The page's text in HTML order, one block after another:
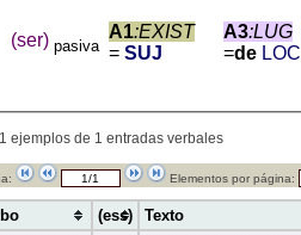
(ser) pasiva
A1:EXIST
= SUJ
A3:LUG
=de LOC
ejemplos de 1 entradas verbales
Elementos por página:
(ess) Texto